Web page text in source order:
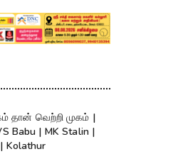
தான் வெற்றி முகம் |
Babu | MK Stalin |
Kolathur